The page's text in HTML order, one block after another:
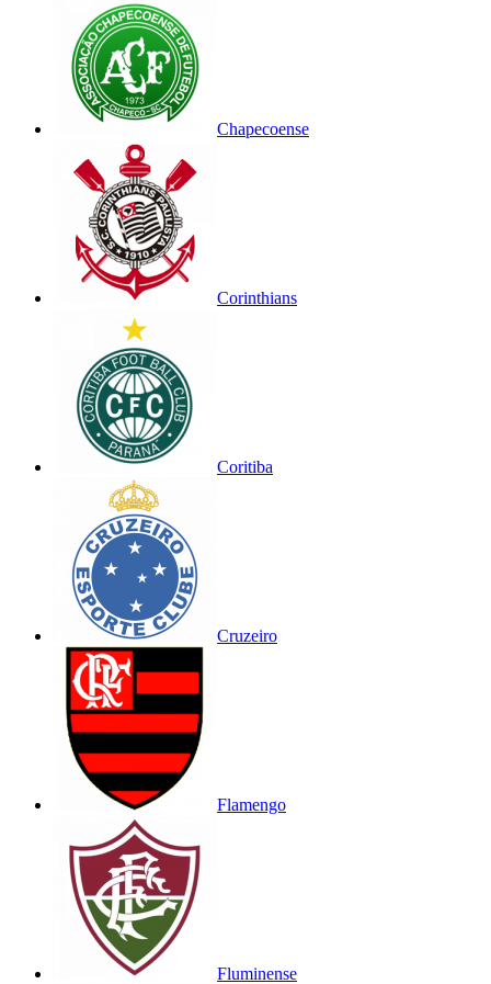
Chapecoense
Corinthians
Coritiba
Cruzeiro
Flamengo
Fluminense